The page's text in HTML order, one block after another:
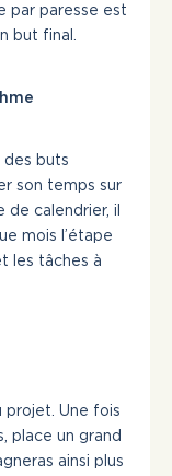
par paresse est
but final.
des buts
son temps sur
calendrier, il
mois l’étape
les tâches à
projet. Une fois
place un grand
ainsi plus